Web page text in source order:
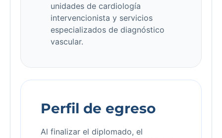
unidades de cardiología
intervencionista y servicios
especializados de diagnóstico
vascular.
Perfil de egreso
Al finalizar el diplomado, el